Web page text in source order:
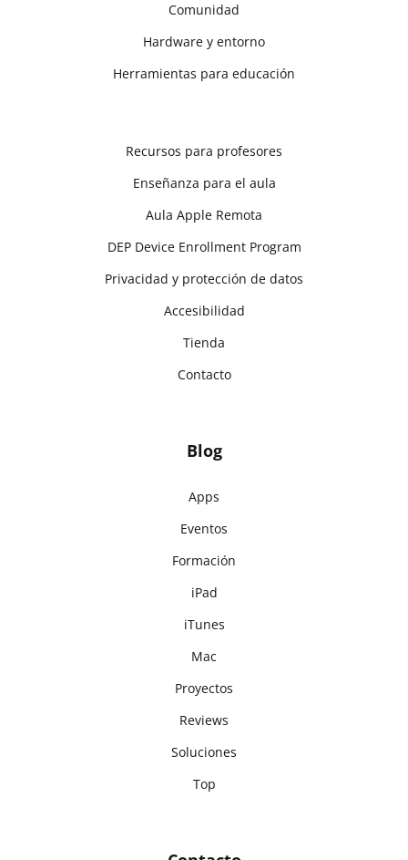
Comunidad
Hardware y entorno
Herramientas para educación
Recursos para profesores
Enseñanza para el aula
Aula Apple Remota
DEP Device Enrollment Program
Privacidad y protección de datos
Accesibilidad
Tienda
Contacto
Blog
Apps
Eventos
Formación
iPad
iTunes
Mac
Proyectos
Reviews
Soluciones
Top